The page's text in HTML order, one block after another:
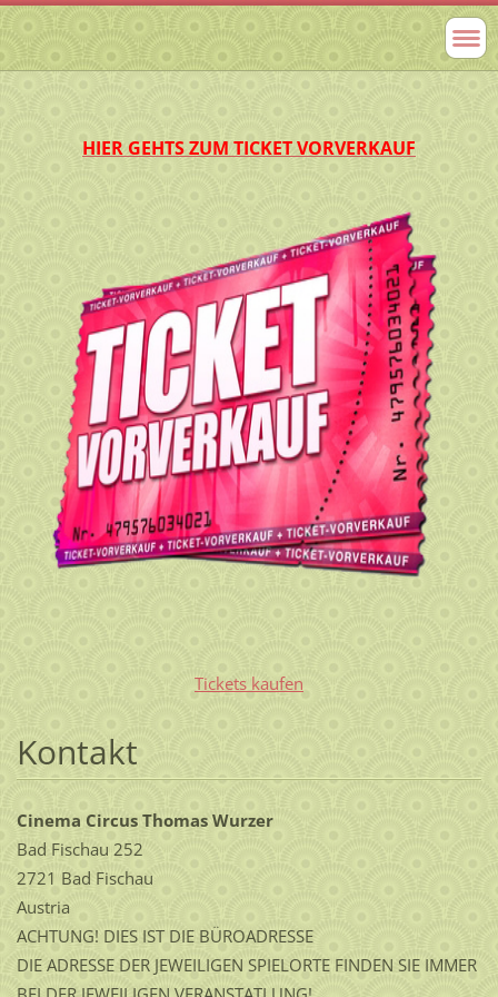
HIER GEHTS ZUM TICKET VORVERKAUF
Tickets kaufen
Kontakt
Cinema Circus Thomas Wurzer
Bad Fischau 252
2721 Bad Fischau
Austria
ACHTUNG! DIES IST DIE BÜROADRESSE
DIE ADRESSE DER JEWEILIGEN SPIELORTE FINDEN SIE IMMER